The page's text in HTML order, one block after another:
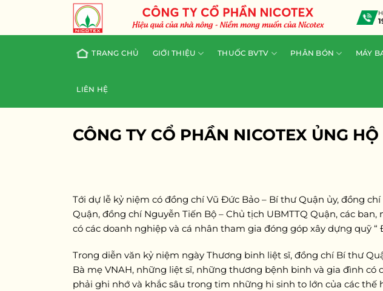
content
TRANG CHỦ GIỚI THIỆU THUỐC BVTV PHÂN BÓN MÁY
LIÊN HỆ
CÔNG TY CỔ PHẦN NICOTEX ỦNG
Tới dự lễ kỷ niệm có đồng chí Vũ Đức Bảo – Bí thư Quận ủy, đồng
Quận, đồng chí Nguyễn Tiến Bộ – Chủ tịch UBMTTQ Quận, các
có các doanh nghiệp và cá nhân tham gia đóng góp xây dựng quỹ “
Trong diễn văn kỷ niệm ngày Thương binh liệt sĩ, đồng chí Bí thư
Bà mẹ VNAH, những liệt sĩ, những thương bệnh binh và gia đình
phải ghi nhớ và khắc sâu trong tim những hi sinh to lớn của các